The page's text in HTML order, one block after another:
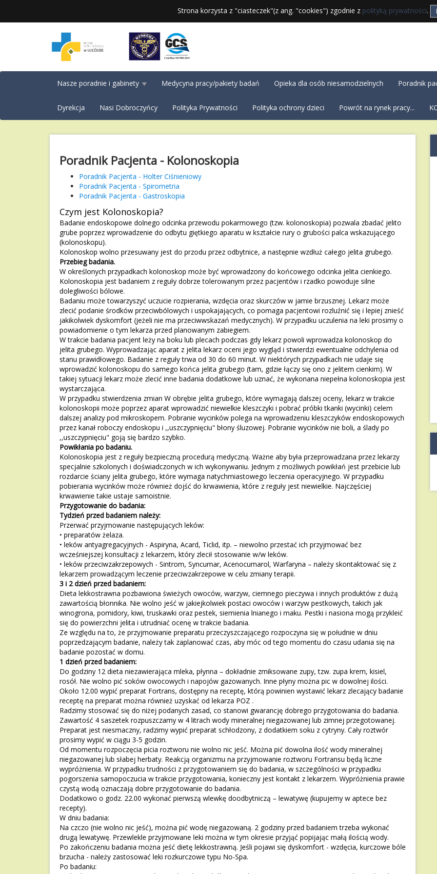
Strona korzysta z "ciasteczek"(z ang. "cookies") zgodnie z polityką prywatności.
Nasze poradnie i gabinety Medycyna pracy/pakiety badań Opieka dla osób niesamodzielnych Poradnik
Dyrekcja Nasi Dobroczyńcy Polityka Prywatności Polityka ochrony dzieci Powrót na rynek pracy...
Poradnik Pacjenta - Kolonoskopia
Poradnik Pacjenta - Holter Ciśnieniowy
Poradnik Pacjenta - Spirometria
Poradnik Pacjenta - Gastroskopia
Czym jest Kolonoskopia?
Badanie endoskopowe dolnego odcinka przewodu pokarmowego (tzw. kolonoskopia) pozwala zbadać jelito
grube poprzez wprowadzenie do odbytu giętkiego aparatu w kształcie rury o grubości palca wskazującego
(kolonoskopu).
Kolonoskop wolno przesuwany jest do przodu przez odbytnice, a następnie wzdłuż całego jelita grubego.
Przebieg badania.
W określonych przypadkach kolonoskop może być wprowadzony do końcowego odcinka jelita cienkiego.
Kolonoskopia jest badaniem z reguły dobrze tolerowanym przez pacjentów i rzadko powoduje silne
dolegliwości bólowe.
Badaniu może towarzyszyć uczucie rozpierania, wzdęcia oraz skurczów w jamie brzusznej. Lekarz może
zlecić podanie środków przeciwbólowych i uspokajających, co pomaga pacjentowi rozluźnić się i lepiej znieść
jakikolwiek dyskomfort (jeżeli nie ma przeciwwskazań medycznych). W przypadku uczulenia na leki prosimy o
powiadomienie o tym lekarza przed planowanym zabiegiem.
W trakcie badania pacjent leży na boku lub plecach podczas gdy lekarz powoli wprowadza kolonoskop do
jelita grubego. Wyprowadzając aparat z jelita lekarz oceni jego wygląd i stwierdzi ewentualne odchylenia od
stanu prawidłowego. Badanie z reguły trwa od 30 do 60 minut. W niektórych przypadkach nie udaje się
wprowadzić kolonoskopu do samego końca jelita grubego (tam, gdzie łączy się ono z jelitem cienkim). W
takiej sytuacji lekarz może zlecić inne badania dodatkowe lub uznać, że wykonana niepełna kolonoskopia jest
wystarczająca.
W przypadku stwierdzenia zmian W obrębie jelita grubego, które wymagają dalszej oceny, lekarz w trakcie
kolonoskopii może poprzez aparat wprowadzić niewielkie kleszczyki i pobrać próbki tkanki (wycinki) celem
dalszej analizy pod mikroskopem. Pobranie wycinków polega na wprowadzeniu kleszczyków endoskopowych
przez kanał roboczy endoskopu i ,,uszczypnięciu" błony śluzowej. Pobranie wycinków nie boli, a ślady po
,,uszczypnięciu" goją się bardzo szybko.
Powikłania po badaniu.
Kolonoskopia jest z reguły bezpieczną procedurą medyczną. Ważne aby była przeprowadzana przez lekarzy
specjalnie szkolonych i doświadczonych w ich wykonywaniu. Jednym z możliwych powikłań jest przebicie lub
rozdarcie ściany jelita grubego, które wymaga natychmiastowego leczenia operacyjnego. W przypadku
pobierania wycinków może również dojść do krwawienia, które z reguły jest niewielkie. Najczęściej
krwawienie takie ustaje samoistnie.
Przygotowanie do badania:
Tydzień przed badaniem należy:
Przerwać przyjmowanie następujących leków:
• preparatów żelaza.
• leków antyagregacyjnych - Aspiryna, Acard, Ticlid, itp. – niewolno przestać ich przyjmować bez
wcześniejszej konsultacji z lekarzem, który zlecił stosowanie w/w leków.
• leków przeciwzakrzepowych - Sintrom, Syncumar, Acenocumarol, Warfaryna – należy skontaktować się z
lekarzem prowadzącym leczenie przeciwzakrzepowe w celu zmiany terapii.
3 i 2 dzień przed badaniem:
Dieta lekkostrawna pozbawiona świeżych owoców, warzyw, ciemnego pieczywa i innych produktów z dużą
zawartością błonnika. Nie wolno jeść w jakiejkolwiek postaci owoców i warzyw pestkowych, takich jak
winogrona, pomidory, kiwi, truskawki oraz pestek, siemienia lnianego i maku. Pestki i nasiona mogą przykleić
się do powierzchni jelita i utrudniać ocenę w trakcie badania.
Ze względu na to, że przyjmowanie preparatu przeczyszczającego rozpoczyna się w południe w dniu
poprzedzającym badanie, należy tak zaplanować czas, aby móc od tego momentu do czasu udania się na
badanie pozostać w domu.
1 dzień przed badaniem:
Do godziny 12 dieta niezawierająca mleka, płynna – dokładnie zmiksowane zupy, tzw. zupa krem, kisiel,
rosół. Nie wolno pić soków owocowych i napojów gazowanych. Inne płyny można pic w dowolnej ilości.
Około 12.00 wypić preparat Fortrans, dostępny na receptę, którą powinien wystawić lekarz zlecający badanie
receptę na preparat można również uzyskać od lekarza POZ .
Radzimy stosować się do niżej podanych zasad, co stanowi gwarancję dobrego przygotowania do badania.
Zawartość 4 saszetek rozpuszczamy w 4 litrach wody mineralnej niegazowanej lub zimnej przegotowanej.
Preparat jest niesmaczny, radzimy wypić preparat schłodzony, z dodatkiem soku z cytryny. Cały roztwór
prosimy wypić w ciągu 3-5 godzin.
Od momentu rozpoczęcia picia roztworu nie wolno nic jeść. Można pić dowolna ilość wody mineralnej
niegazowanej lub słabej herbaty. Reakcją organizmu na przyjmowanie roztworu Fortransu będą liczne
wypróżnienia. W przypadku trudności z przygotowaniem się do badania, w szczególności w przypadku
pogorszenia samopoczucia w trakcie przygotowania, konieczny jest kontakt z lekarzem. Wypróżnienia prawie
czystą wodą oznaczają dobre przygotowanie do badania.
Dodatkowo o godz. 22.00 wykonać pierwszą wlewkę doodbytniczą – lewatywę (kupujemy w aptece bez
recepty).
W dniu badania:
Na czczo (nie wolno nic jeść), można pić wodę niegazowaną. 2 godziny przed badaniem trzeba wykonać
drugą lewatywę. Przewlekle przyjmowane leki można w tym okresie przyjąć popijając małą ilością wody.
Po zakończeniu badania można jeść dietę lekkostrawną. Jeśli pojawi się dyskomfort - wzdęcia, kurczowe bóle
brzucha - należy zastosować leki rozkurczowe typu No-Spa.
Po badaniu: